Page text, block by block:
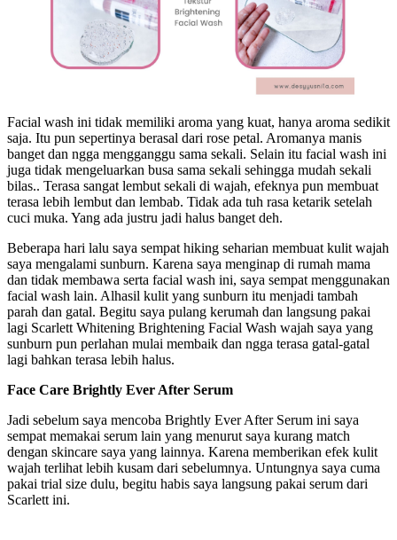
Facial wash ini tidak memiliki aroma yang kuat, hanya aroma sedikit
saja. Itu pun sepertinya berasal dari rose petal. Aromanya manis
banget dan ngga mengganggu sama sekali. Selain itu facial wash ini
juga tidak mengeluarkan busa sama sekali sehingga mudah sekali
bilas.. Terasa sangat lembut sekali di wajah, efeknya pun membuat
terasa lebih lembut dan lembab. Tidak ada tuh rasa ketarik setelah
cuci muka. Yang ada justru jadi halus banget deh.
Beberapa hari lalu saya sempat hiking seharian membuat kulit wajah
saya mengalami sunburn. Karena saya menginap di rumah mama
dan tidak membawa serta facial wash ini, saya sempat menggunakan
facial wash lain. Alhasil kulit yang sunburn itu menjadi tambah
parah dan gatal. Begitu saya pulang kerumah dan langsung pakai
lagi Scarlett Whitening Brightening Facial Wash wajah saya yang
sunburn pun perlahan mulai membaik dan ngga terasa gatal-gatal
lagi bahkan terasa lebih halus.
Face Care Brightly Ever After Serum
Jadi sebelum saya mencoba Brightly Ever After Serum ini saya
sempat memakai serum lain yang menurut saya kurang match
dengan skincare saya yang lainnya. Karena memberikan efek kulit
wajah terlihat lebih kusam dari sebelumnya. Untungnya saya cuma
pakai trial size dulu, begitu habis saya langsung pakai serum dari
Scarlett ini.